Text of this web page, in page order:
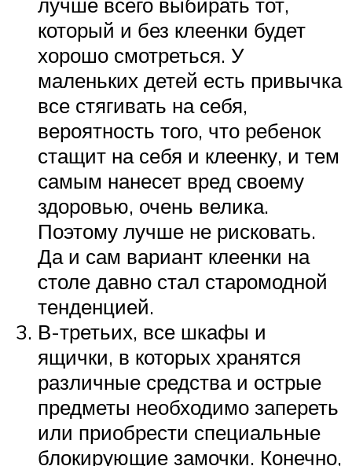
который и без клеенки будет
хорошо смотреться. У
маленьких детей есть привычка
все стягивать на себя,
вероятность того, что ребенок
стащит на себя и клеенку, и тем
самым нанесет вред своему
здоровью, очень велика.
Поэтому лучше не рисковать.
Да и сам вариант клеенки на
столе давно стал старомодной
тенденцией.
В-третьих, все шкафы и
ящички, в которых хранятся
различные средства и острые
предметы необходимо запереть
или приобрести специальные
блокирующие замочки. Конечно,